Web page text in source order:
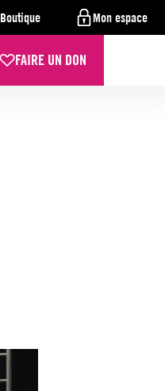
Boutique Mon espace
FAIRE UN DON